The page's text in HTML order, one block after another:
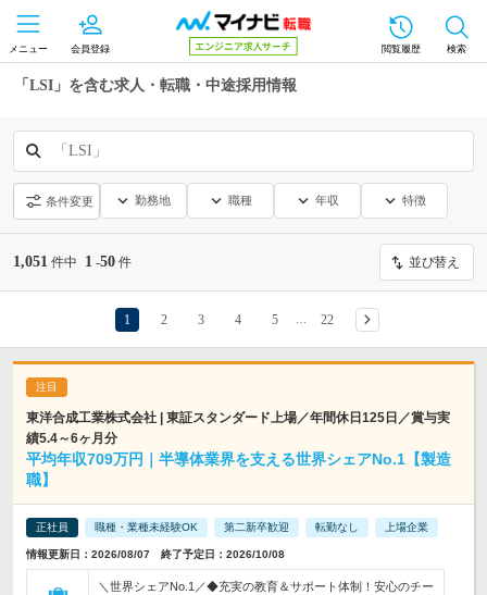
メニュー 会員登録 閲覧履歴 検索
「LSI」を含む求人・転職・中途採用情報
「LSI」
条件変更 勤務地 職種 年収 特徴
1,051 件中 1 -50 件 並び替え
1 2 3 4 5 22
東洋合成工業株式会社 | 東証スタンダード上場／年間休日125日／賞与実
績5.4～6ヶ月分
平均年収709万円｜半導体業界を支える世界シェアNo.1【製造
職】
正社員 職種・業種未経験OK 第二新卒歓迎 転勤なし 上場企業
情報更新日：2026/08/07 終了予定日：2026/10/08
＼世界シェアNo.1／◆充実の教育＆サポート体制！安心のチー